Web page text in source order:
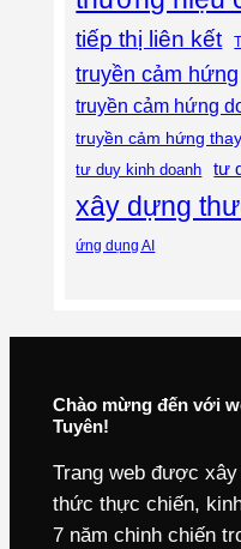
tiếp thị liên kết
truyền cảm hứng
truyền cảm hứng
truyền cảm hứng
tư duy kinh doanh tư
xây dựng
ứng dụng AI
Chào mừng đến với
Tuyên!
Trang web được
thức thực chiến,
7 năm chinh chiến